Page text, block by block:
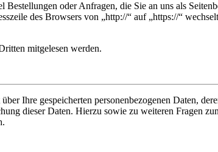
oder Anfragen, die Sie an uns als
des Browsers von „http://“ auf „https://“
mitgelesen werden.
Ihre gespeicherten personenbezogenen Daten,
dieser Daten. Hierzu sowie zu weiteren Fragen